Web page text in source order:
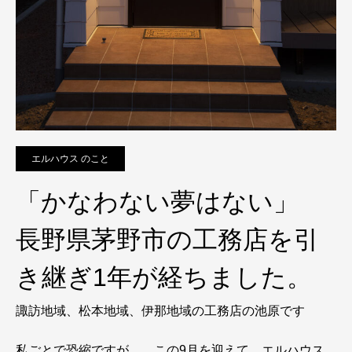
エルハウス のこと
「かなわない夢はない」
長野県茅野市の工務店を引
き継ぎ1年が経ちました。
諏訪地域、松本地域、伊那地域の工務店の池原です